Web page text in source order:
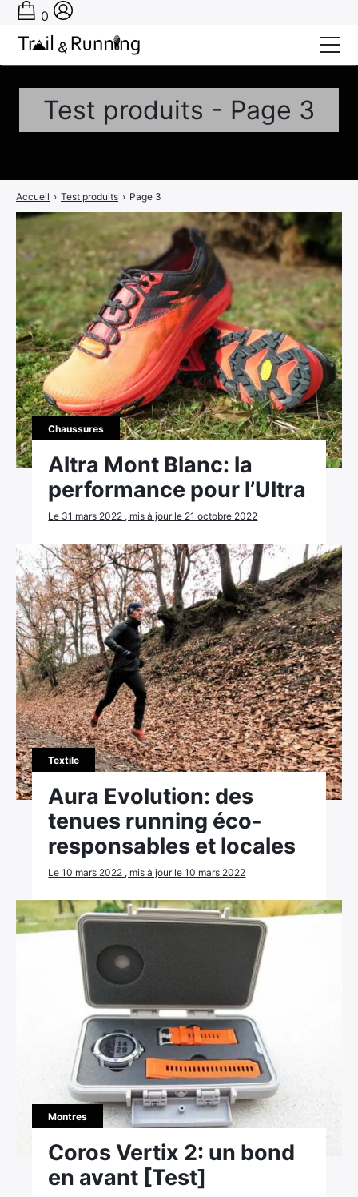
Test produits - Page 3
Accueil › Test produits › Page 3
Chaussures
Altra Mont Blanc: la
performance pour l’Ultra
Le 31 mars 2022 , mis à jour le 21 octobre 2022
Textile
Aura Evolution: des
tenues running éco-
responsables et locales
Le 10 mars 2022 , mis à jour le 10 mars 2022
Montres
Coros Vertix 2: un bond
en avant [Test]
0
Conseils
Récits de course
Ultra Trail de Mon Jardin
Grand Tour du Bassin d’Arcachon
Bons plans
TA PRÉPA SUR-MESURE